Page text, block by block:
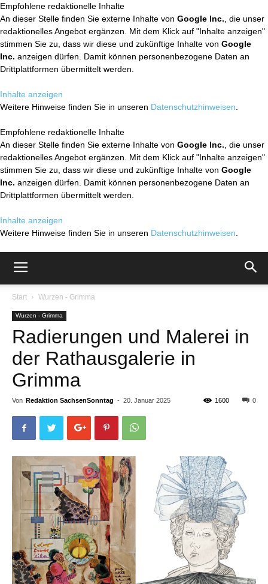
Empfohlene redaktionelle Inhalte
An dieser Stelle finden Sie externe Inhalte von Google Inc. , die unser
redaktionelles Angebot ergänzen. Mit dem Klick auf "Inhalte anzeigen"
stimmen Sie zu, dass wir diese und zukünftige Inhalte von Google
Inc. anzeigen dürfen. Damit können personenbezogene Daten an
Drittplattformen übermittelt werden.
Inhalte anzeigen
Weitere Hinweise finden Sie in unseren Datenschutzhinweisen
Empfohlene redaktionelle Inhalte
An dieser Stelle finden Sie externe Inhalte von Google Inc. , die unser
redaktionelles Angebot ergänzen. Mit dem Klick auf "Inhalte anzeigen"
stimmen Sie zu, dass wir diese und zukünftige Inhalte von Google
Inc. anzeigen dürfen. Damit können personenbezogene Daten an
Drittplattformen übermittelt werden.
Inhalte anzeigen
Weitere Hinweise finden Sie in unseren Datenschutzhinweisen
Start Wurzen - Grimma
Wurzen - Grimma
Radierungen und Malerei in
der Rathausgalerie in
Grimma
Von Redaktion SachsenSonntag - 20. Januar 2025 0
1600